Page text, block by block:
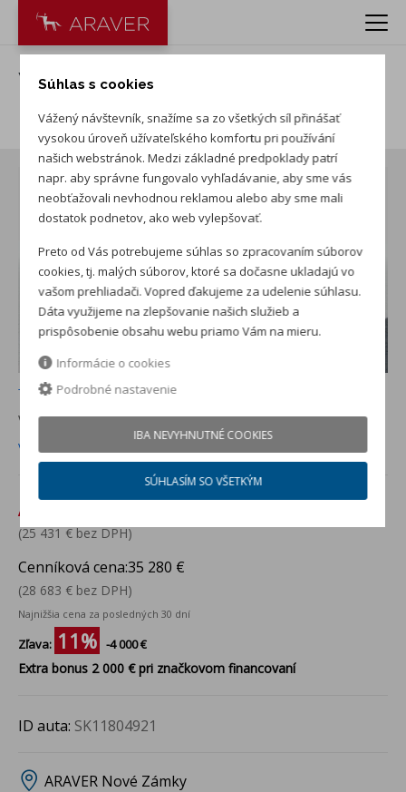
VW Tiguan 1.5 eTSI Trend
Limited
+ ďalších 10
VOZIDLO VO VÝROBEpre ARAVER Nové Zámky
Viac info
Akciová cena:31 280 €
(25 431 € bez DPH)
Cenníková cena:35 280 €
(28 683 € bez DPH)
Najnižšia cena za posledných 30 dní
Zľava: 11% -4 000 €
Extra bonus 2 000 € pri značkovom financovaní
ID auta: SK11804921
ARAVER Nové Zámky
Súhlas s cookies
Vážený návštevník, snažíme sa zo všetkých síl přinášať
vysokou úroveň užívateľského komfortu pri používání
našich webstránok. Medzi základné predpoklady patrí
napr. aby správne fungovalo vyhľadávanie, aby sme vás
neobťažovali nevhodnou reklamou alebo aby sme mali
dostatok podnetov, ako web vylepšovať.
Preto od Vás potrebujeme súhlas so zpracovaním súborov
cookies, tj. malých súborov, ktoré sa dočasne ukladajú vo
vašom prehliadači. Vopred ďakujeme za udelenie súhlasu.
Dáta využijeme na zlepšovanie našich služieb a
prispôsobenie obsahu webu priamo Vám na mieru.
Informácie o cookies
Podrobné nastavenie
IBA NEVYHNUTNÉ COOKIES
SÚHLASÍM SO VŠETKÝM